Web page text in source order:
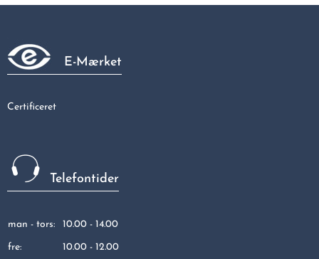
86,69 kr
E-Mærket
Certificeret
Telefontider
man - tors: 10.00 - 14.00
fre: 10.00 - 12.00